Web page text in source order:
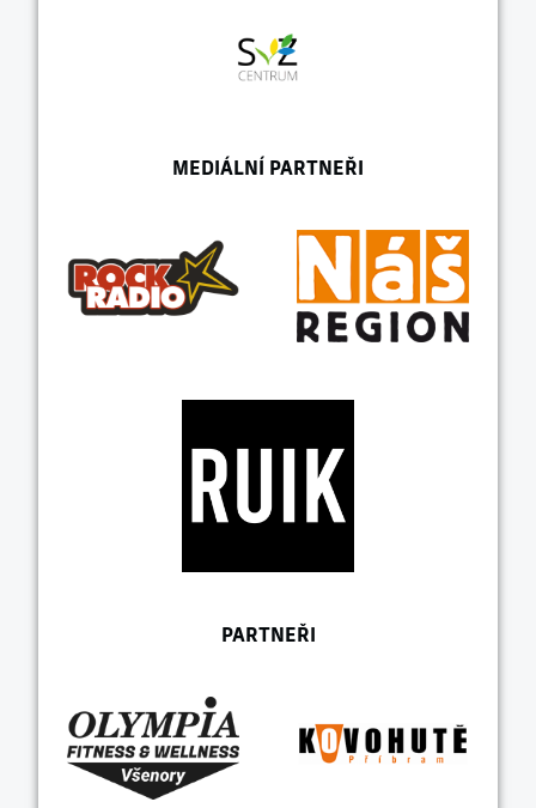
MEDIÁLNÍ PARTNEŘI
PARTNEŘI